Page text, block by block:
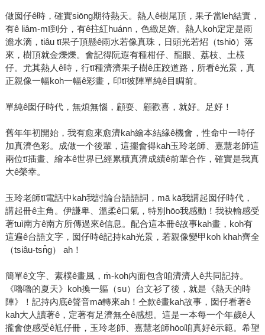
做囡仔ê時，確實siōng期待熱天。熱人ê樹尾頂，果子當leh結實，
有ê liâm-mī到分，有ê拄紅huánn，色緻足媠。熱人koh定定是雨
澹水滴，tiâu tī果子頂懸ê雨水若像真珠，日頭光若炤（tshiō）落
來，樹頂就金爍爍。會記得阮遐有種柑仔、龍眼、荔枝、土檨
仔。尤其熱人ê時，行tī種濟濟果子樹ê庄跤道路，所看ê光景，真
正親像一幅koh一幅ê彩畫，印tī彼陣單純ê目睭前。
單純ê囡仔時代，無煩無惱，顧耍、顧歡喜，就好。足好！
舊年年初開始，我有愈來愈濟kah繪本結緣ê機會，性命中一時仔
加真濟色彩。成做一个後輩，這擺會得kah玉玲老師、嘉慧老師這
兩位tī插畫、繪本ê世界已經累積真濟成績ê前輩合作，確實是我真
大ê榮幸。
玉玲老師tī電話中kah我討論台語語詞，mā kā我講起囡仔時代，
講起冊ê主角。伊謙卑、溫柔ê口氣，特別hōo我感動！我袂輸感受
著tuì南方ê南方所傳過來ê信息。配合這本冊ê故事kah畫，koh有
這遍ê台語文字，囡仔時ê記持kah光景，若親像變甲koh khah齊全
（tsiâu-tsn̂g） ah！
簡單ê文字、素樸ê畫風，m̄-koh內面包含咱濟濟人ê共同記持。
《嚕嚕的夏天》koh換一軀（su）台文衫了後，就是《熱天的時
陣》！記持內底ê聲音mā轉來ah！仝款ê畫kah故事，囡仔看著ê
kah大人讀著ê，定著有足濟無仝ê感想。這是一本每一个年歲ê人
攏會使感受ê尪仔冊，玉玲老師、嘉慧老師hōo咱真好ê示範。希望